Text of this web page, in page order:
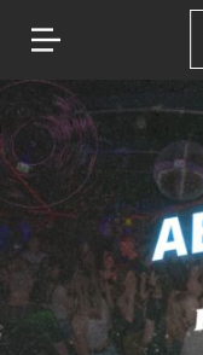
Springe
zum
Inhalt